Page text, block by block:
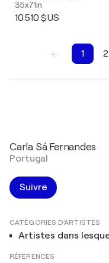
35x71in
10 510 $US
1 2
Carla Sá Fernandes
Portugal
Suivre
CATÉGORIES D'ARTISTES
Artistes dans
RÉFÉRENCES